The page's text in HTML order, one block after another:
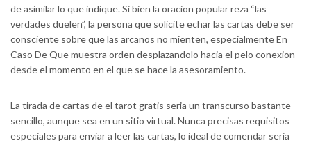
de asimilar lo que indique. Si bien la oracion popular reza “las
verdades duelen”, la persona que solicite echar las cartas debe ser
consciente sobre que las arcanos no mienten, especialmente En
Caso De Que muestra orden desplazandolo hacia el pelo conexion
desde el momento en el que se hace la asesoramiento.
La tirada de cartas de el tarot gratis seri­a un transcurso bastante
sencillo, aunque sea en un sitio virtual. Nunca precisas requisitos
especiales para enviar a leer las cartas, lo ideal de comendar seri­a